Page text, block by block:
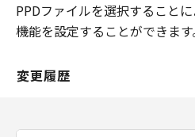
PPDファイルを選択すること
機能を設定することができます
変更履歴